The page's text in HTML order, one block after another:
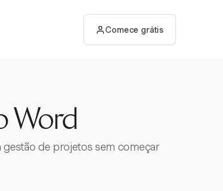
Comece grátis
Word
de projetos sem começar